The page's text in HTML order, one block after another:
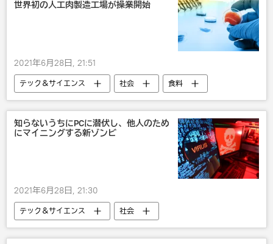
世界初の人工肉製造工場が操業開始
2021年6月28日, 21:51
テック＆サイエンス 社会
食料
食事
食べ物 食生活
知らないうちにPCに潜伏し、他人のため
にマイニングする新ゾンビ
2021年6月28日, 21:30
テック＆サイエンス
社会
コンピューター